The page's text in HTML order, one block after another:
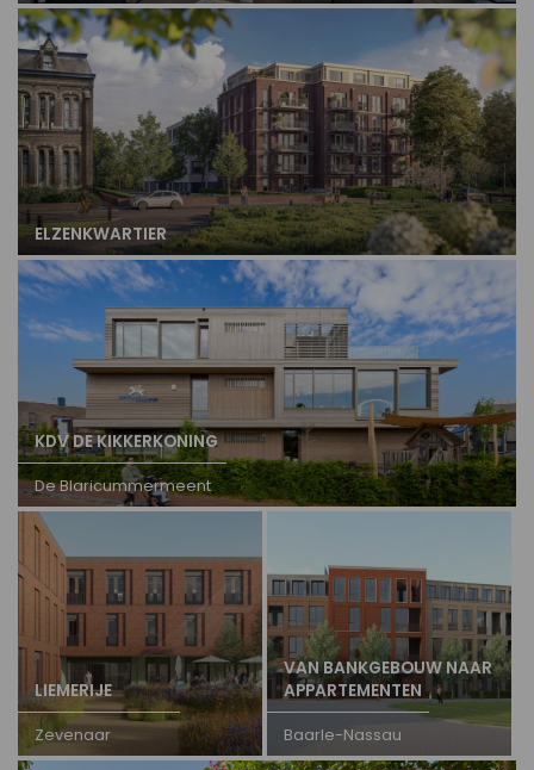
ELZENKWARTIER
KDV DE KIKKERKONING
De Blaricummermeent
LIEMERIJE
Zevenaar
VAN BANKGEBOUW NAAR
APPARTEMENTEN
Baarle-Nassau